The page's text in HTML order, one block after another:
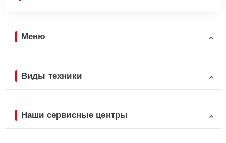
Меню
Виды техники
Наши сервисные центры